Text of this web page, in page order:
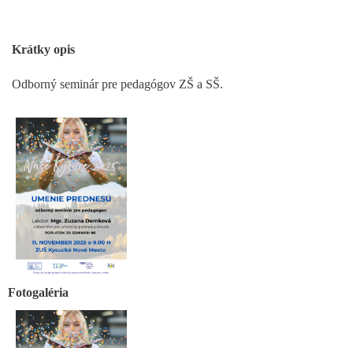
Krátky opis
Odborný seminár pre pedagógov ZŠ a SŠ.
Fotogaléria